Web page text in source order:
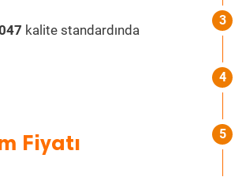
kalite standardında
Fiyatı
3
4
5